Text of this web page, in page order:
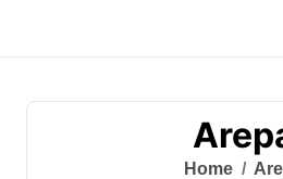
Home